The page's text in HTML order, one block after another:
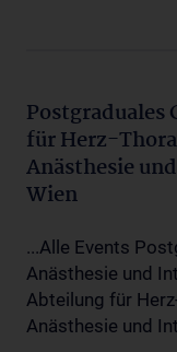
für Herz-
Anästhesie
Wien
...Alle Events
Anästhesie und
Abteilung für
Anästhesie und